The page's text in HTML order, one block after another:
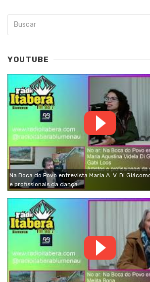
YOUTUBE
Na Boca do Povo entrevista Maria A. V. Di
e profissionais da dança.